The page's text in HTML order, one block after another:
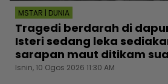
MSTAR | DUNIA
Tragedi berdarah di
Isteri sedang leka
sarapan maut ditikam
Isnin, 10 Ogos 2026 11:30 AM